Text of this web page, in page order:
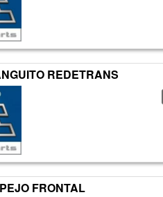
REDETRANS
FRONTAL